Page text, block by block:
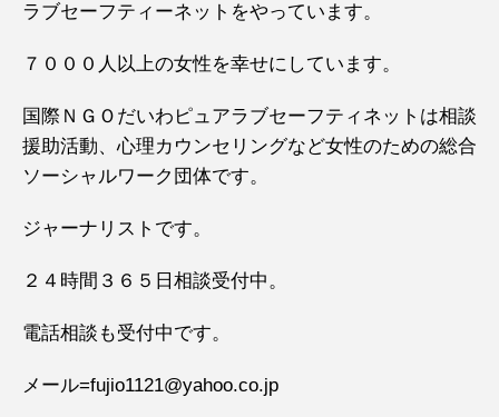
ラブセーフティーネットをやっています。
７０００人以上の女性を幸せにしています。
国際ＮＧＯだいわピュアラブセーフティネットは相談
援助活動、心理カウンセリングなど女性のための総合
ソーシャルワーク団体です。
ジャーナリストです。
２４時間３６５日相談受付中。
電話相談も受付中です。
メール=fujio1121@yahoo.co.jp